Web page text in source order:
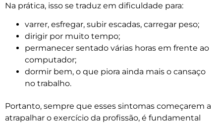
Na prática, isso se traduz em dificuldade para:
varrer, esfregar, subir escadas, carregar peso;
dirigir por muito tempo;
permanecer sentado várias horas em frente ao
computador;
dormir bem, o que piora ainda mais o cansaço
no trabalho.
Portanto, sempre que esses sintomas começarem a
atrapalhar o exercício da profissão, é fundamental